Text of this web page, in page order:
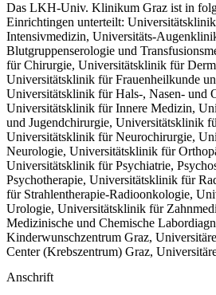
Das LKH-Univ. Klinikum Graz ist in
Einrichtingen unterteilt:
Intensivmedizin, Universitäts-
Blutgruppenserologie und
für Chirurgie, Universitätsklinik für
Universitätsklinik für Frauenheilkunde
Universitätsklinik für Hals-, Nasen- und
Universitätsklinik für Innere Medizin,
und Jugendchirurgie, Universitätsklinik
Universitätsklinik für Neurochirurgie,
Neurologie, Universitätsklinik für
Universitätsklinik für Psychiatrie,
Psychotherapie, Universitätsklinik für
für Strahlentherapie-Radioonkologie,
Urologie, Universitätsklinik für
Medizinische und Chemische
Kinderwunschzentrum Graz,
Center (Krebszentrum) Graz,
Anschrift